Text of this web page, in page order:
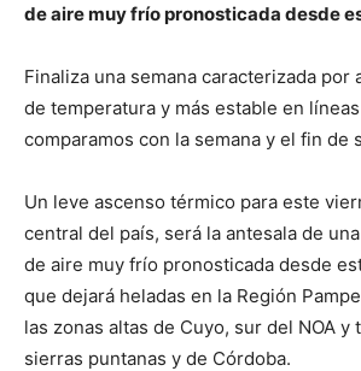
de aire muy frío pronosticada desde
Finaliza una semana caracterizada por
de temperatura y más estable en
comparamos con la semana y el fin de
Un leve ascenso térmico para este
central del país, será la antesala de
de aire muy frío pronosticada desde
que dejará heladas en la Región
las zonas altas de Cuyo, sur del NOA y
sierras puntanas y de Córdoba.